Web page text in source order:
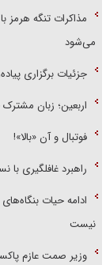
مذاکرات تنگه هرمز
می‌شود
جزئیات برگزاری
اربعین؛ زبان
فوتبال و آن «بالا»!
راهبرد غافلگیری با
ادامه حیات
نیست
وزیر صمت عازم